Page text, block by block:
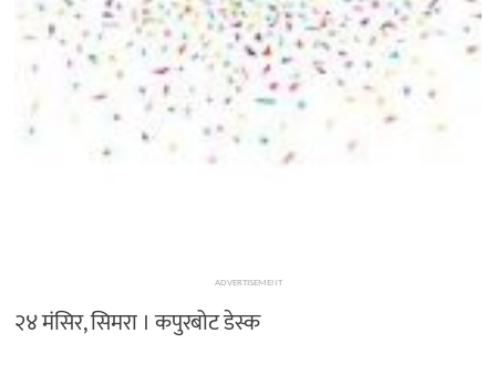
ADVERTISEMENT
२४ मंसिर, सिमरा । कपुरबोट डेस्क